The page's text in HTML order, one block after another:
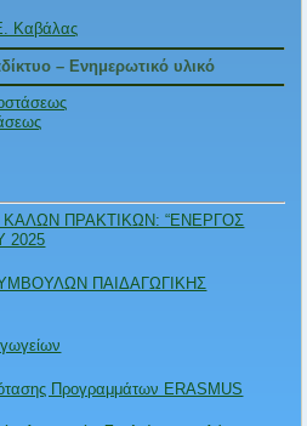
Καβάλας
– Ενημερωτικό υλικό
ΚΑΛΩΝ ΠΡΑΚΤΙΚΩΝ: “ΕΝΕΡΓΟΣ
2025
ΠΑΙΔΑΓΩΓΙΚΗΣ
Προγραμμάτων ERASMUS